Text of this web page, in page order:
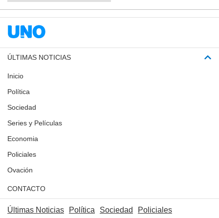
ÚLTIMAS NOTICIAS
Inicio
Política
Sociedad
Series y Películas
Economia
Policiales
Ovación
CONTACTO
Últimas Noticias Política Sociedad Policiales